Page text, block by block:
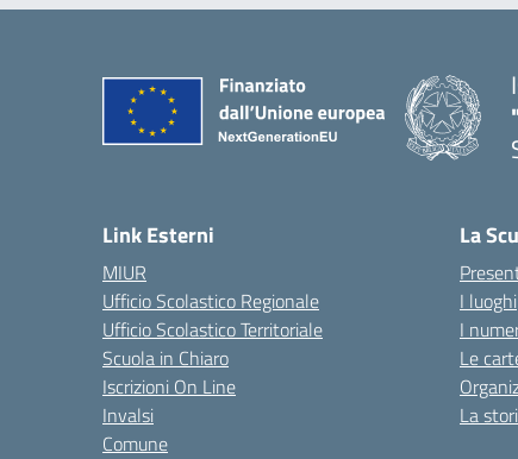
Link Esterni
MIUR
Ufficio Scolastico Regionale
Ufficio Scolastico Territoriale
Scuola in Chiaro
Iscrizioni On Line
Invalsi
Comune
La
I luoghi
I
Le
La